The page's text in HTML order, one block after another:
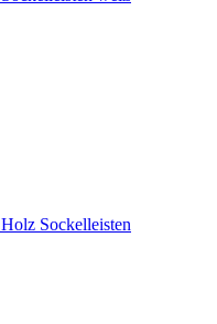
Holz Sockelleisten